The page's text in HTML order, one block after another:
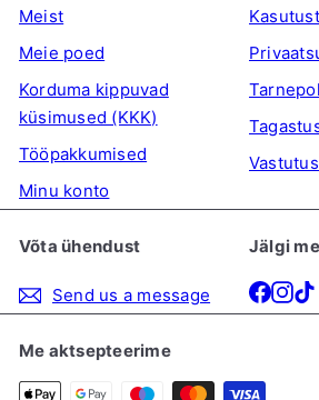
Meist
Meie poed
Korduma kippuvad
küsimused (KKK)
Tööpakkumised
Minu konto
Võta ühendust
Send us a message
Jälgi
Me aktsepteerime